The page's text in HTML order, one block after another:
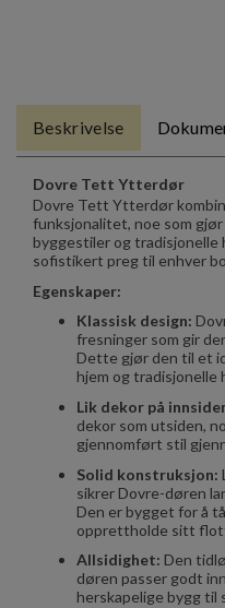
Beskrivelse
Dovre Tett Ytterdør
Dovre Tett Ytterdør
funksjonalitet, noe som
byggestiler og
sofistikert preg til enhver
Egenskaper:
Klassisk design:
fresninger som gir
Dette gjør den til et
hjem og tradisjonelle
Lik dekor på
dekor som utsiden,
gjennomført stil
Solid konstruksjon:
sikrer Dovre-døren
Den er bygget for å
opprettholde sitt
Allsidighet: Den
døren passer godt
herskapelige bygg til